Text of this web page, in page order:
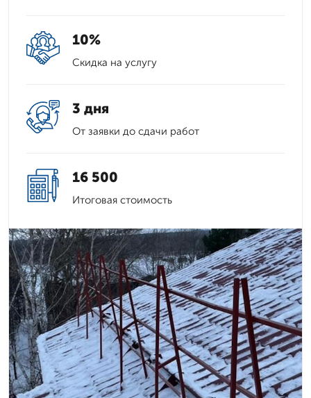
10%
Скидка на услугу
3 дня
От заявки до сдачи работ
16 500
Итоговая стоимость